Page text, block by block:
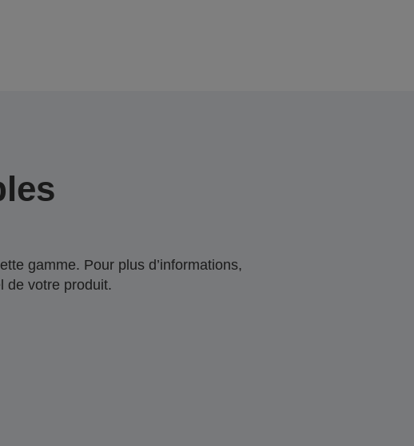
gamme. Pour plus d’informations,
de votre produit.